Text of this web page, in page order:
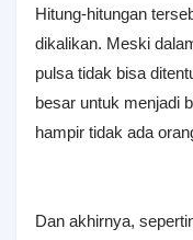
Hitung-hitungan
dikalikan. Meski
pulsa tidak bisa
besar untuk menjadi
hampir tidak ada
Dan akhirnya,